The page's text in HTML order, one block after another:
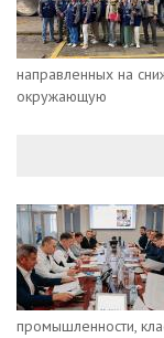
направленных на
окружающую
промышленности,